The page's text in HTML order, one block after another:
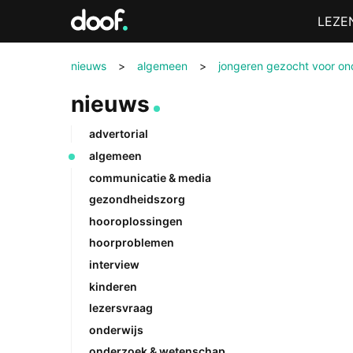
Menu
nieuws > algemeen > jongeren gezocht voor
nieuws
advertorial
algemeen
communicatie & media
gezondheidszorg
hooroplossingen
hoorproblemen
interview
kinderen
lezersvraag
onderwijs
Doof.nl